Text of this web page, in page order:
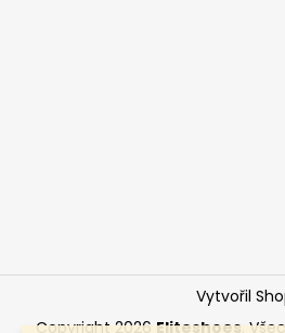
Vytvořil
Copyright 2026Eliteshoes.